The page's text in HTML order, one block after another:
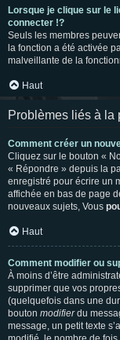
Lorsque je clique sur le
connecter !?
Seuls les membres
la fonction a été activée
malveillante de la
Haut
Problèmes liés à la
Comment créer un
Cliquez sur le bouton «
« Répondre » depuis la
enregistré pour écrire un
affichée en bas de page
nouveaux sujets, Vous
Haut
Comment modifier ou
À moins d’être
supprimer que vos
(quelquefois dans une
bouton modifierdu
message, un petit texte